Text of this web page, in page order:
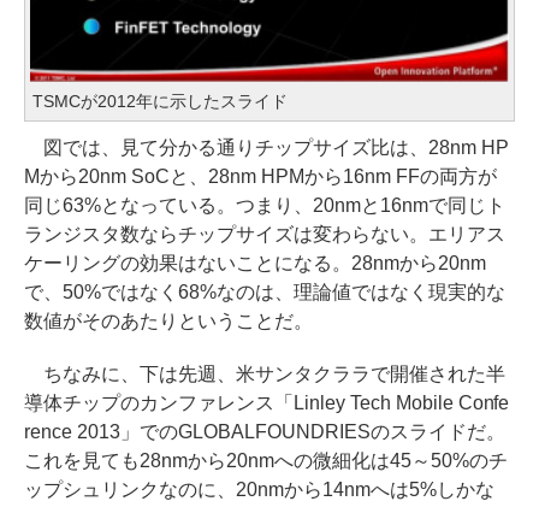
TSMCが2012年に示したスライド
図では、見て分かる通りチップサイズ比は、28nm HP
Mから20nm SoCと、28nm HPMから16nm FFの両方が
同じ63%となっている。つまり、20nmと16nmで同じト
ランジスタ数ならチップサイズは変わらない。エリアス
ケーリングの効果はないことになる。28nmから20nm
で、50%ではなく68%なのは、理論値ではなく現実的な
数値がそのあたりということだ。
ちなみに、下は先週、米サンタクララで開催された半
導体チップのカンファレンス「Linley Tech Mobile Confe
rence 2013」でのGLOBALFOUNDRIESのスライドだ。
これを見ても28nmから20nmへの微細化は45～50%のチ
ップシュリンクなのに、20nmから14nmへは5%しかな